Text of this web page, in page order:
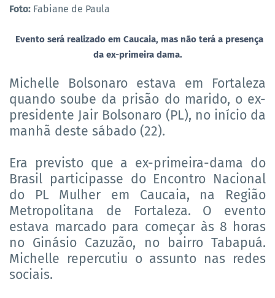
Foto: Fabiane de Paula
Evento será realizado em Caucaia, mas não terá a presença
da ex-primeira dama.
Michelle Bolsonaro estava em Fortaleza
quando soube da prisão do marido, o ex-
presidente Jair Bolsonaro (PL), no início da
manhã deste sábado (22).
Era previsto que a ex-primeira-dama do
Brasil participasse do Encontro Nacional
do PL Mulher em Caucaia, na Região
Metropolitana de Fortaleza. O evento
estava marcado para começar às 8 horas
no Ginásio Cazuzão, no bairro Tabapuá.
Michelle repercutiu o assunto nas redes
sociais.